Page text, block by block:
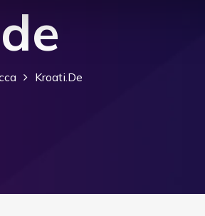
Kroati.de